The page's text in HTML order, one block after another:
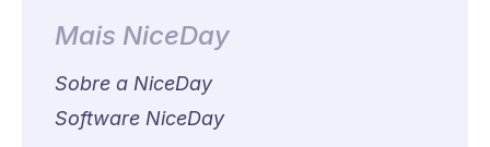
Mais NiceDay
Sobre a NiceDay
Software NiceDay